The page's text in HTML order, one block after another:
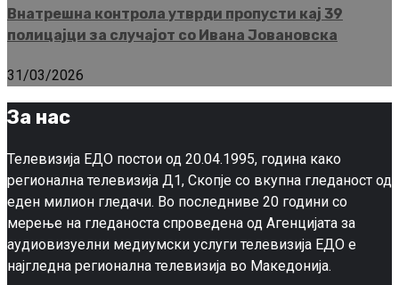
Внатрешна контрола утврди пропусти кај 39
полицајци за случајот со Ивана Јовановска
31/03/2026
За нас
Телевизија ЕДО постои од 20.04.1995, година како
регионална телевизија Д1, Скопје со вкупна гледаност од
еден милион гледачи. Во последниве 20 години со
мерење на гледаноста спроведена од Агенцијата за
аудиовизуелни медиумски услуги телевизија ЕДО е
најгледна регионална телевизија во Македонија.